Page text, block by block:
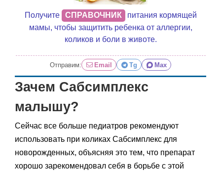
Получите СПРАВОЧНИК
питания кормящей
мамы, чтобы защитить ребенка от аллергии,
коликов и боли в животе.
Отправим: Email Tg Max
Зачем Сабсимплекс
малышу?
Сейчас все больше педиатров рекомендуют
использовать при коликах Сабсимплекс для
новорожденных, объясняя это тем, что препарат
хорошо зарекомендовал себя в борьбе с этой